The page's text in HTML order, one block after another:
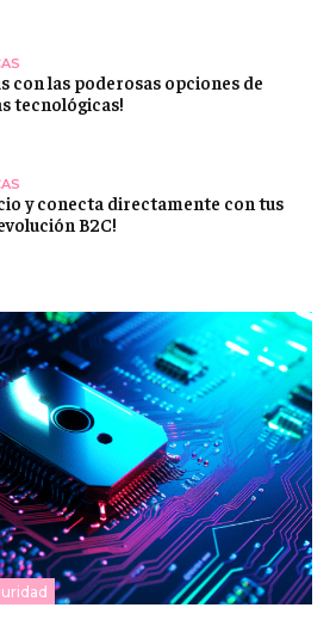
con las poderosas opciones de
tecnológicas!
y conecta directamente con tus
B2C!